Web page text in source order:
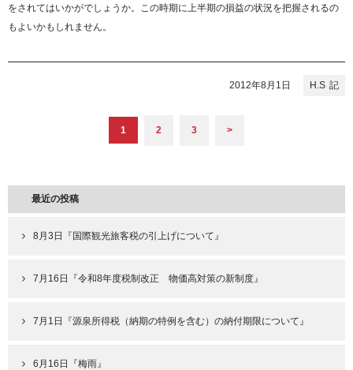
をされてはいかがでしょうか。この時期に上半期の損益の状況を把握されるの
もよいかもしれません。
H.S
2012年8月1日
1 2 3 >
最近の投稿
8月3日『国際観光旅客税の引上げについて』
7月16日『令和8年度税制改正 物価高対策の新制度』
7月1日『源泉所得税（納期の特例を含む）の納付期限について』
6月16日『梅雨』